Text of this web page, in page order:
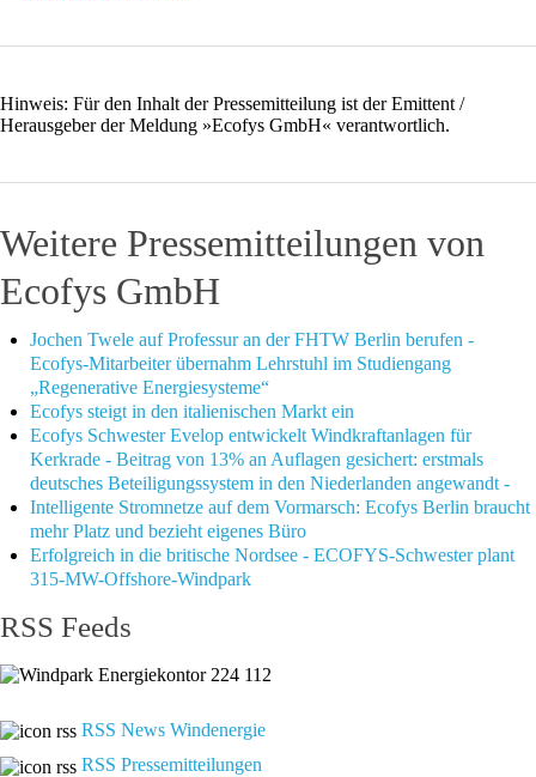
Hinweis: Für den Inhalt der Pressemitteilung ist der Emittent /
Herausgeber der Meldung »Ecofys GmbH« verantwortlich.
Weitere Pressemitteilungen von
Ecofys GmbH
Jochen Twele auf Professur an der FHTW Berlin berufen -
Ecofys-Mitarbeiter übernahm Lehrstuhl im Studiengang
„Regenerative Energiesysteme“
Ecofys steigt in den italienischen Markt ein
Ecofys Schwester Evelop entwickelt Windkraftanlagen für
Kerkrade - Beitrag von 13% an Auflagen gesichert: erstmals
deutsches Beteiligungssystem in den Niederlanden angewandt -
Intelligente Stromnetze auf dem Vormarsch: Ecofys Berlin braucht
mehr Platz und bezieht eigenes Büro
Erfolgreich in die britische Nordsee - ECOFYS-Schwester plant
315-MW-Offshore-Windpark
RSS Feeds
RSS News Windenergie
RSS Pressemitteilungen